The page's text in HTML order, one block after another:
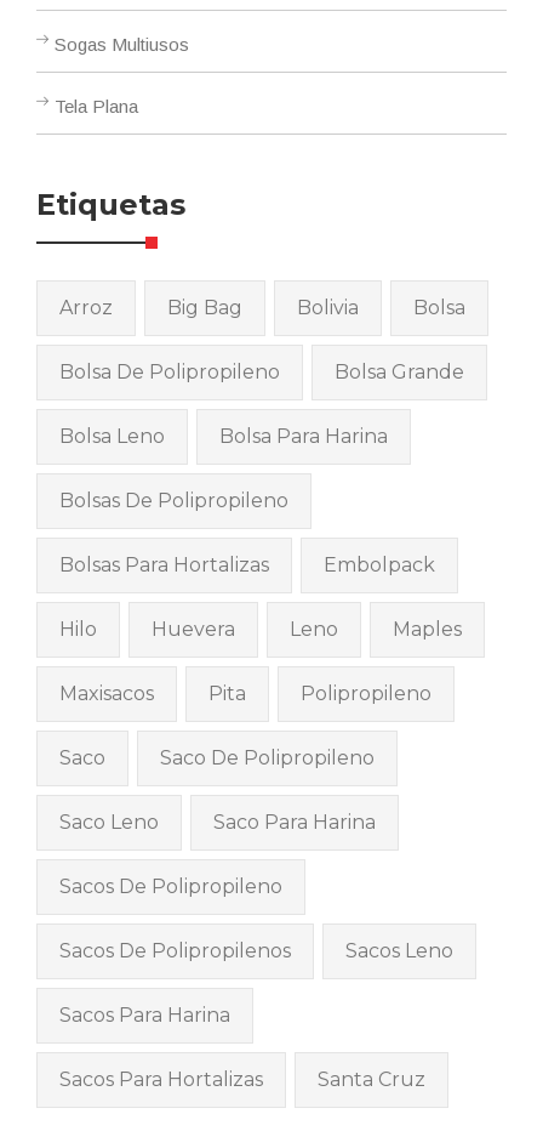
Sogas Multiusos
Tela Plana
Etiquetas
Arroz Big Bag Bolivia Bolsa
Bolsa De Polipropileno Bolsa Grande
Bolsa Leno Bolsa Para Harina
Bolsas De Polipropileno
Bolsas Para Hortalizas Embolpack
Hilo Huevera Leno Maples
Maxisacos Pita Polipropileno
Saco Saco De Polipropileno
Saco Leno Saco Para Harina
Sacos De Polipropileno
Sacos De Polipropilenos Sacos Leno
Sacos Para Harina
Sacos Para Hortalizas Santa Cruz